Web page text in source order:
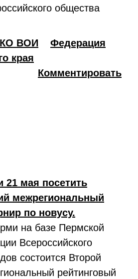
общества
ВОИ
Федерация
края
Комментировать
21 мая посетить
межрегиональный
по новусу.
на базе Пермской
Всероссийского
состоится Второй
рейтинговый